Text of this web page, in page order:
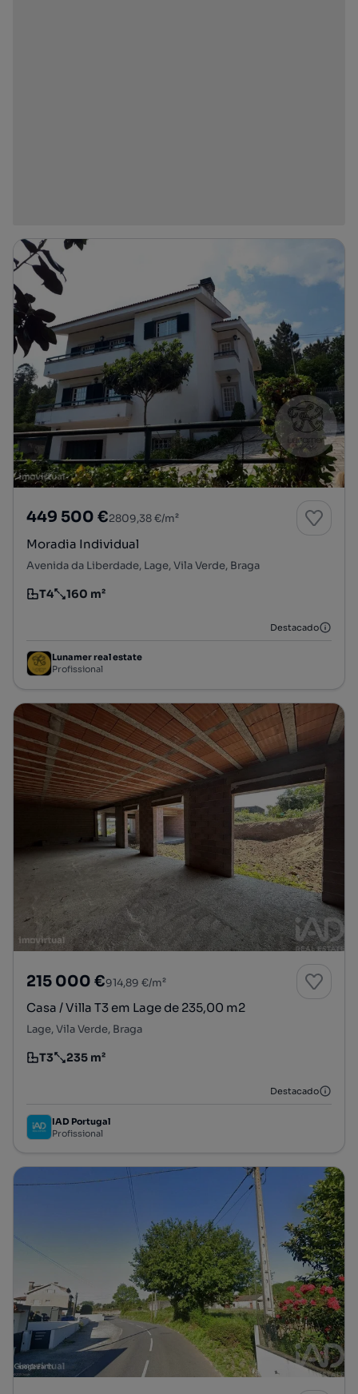
449 500 €2809,38 €/m²
Moradia Individual
Avenida da Liberdade, Lage, Vila Verde, Braga
Tipologia
T4
Preço por metro quadrado
160 m²
Destacado
Lunamer real estate
Profissional
215 000 €914,89 €/m²
Casa / Villa T3 em Lage de 235,00 m2
Lage, Vila Verde, Braga
Tipologia
T3
Preço por metro quadrado
235 m²
Destacado
IAD Portugal
Profissional